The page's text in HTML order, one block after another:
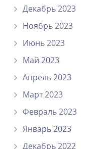
Декабрь 2023
Ноябрь 2023
Июнь 2023
Май 2023
Апрель 2023
Март 2023
Февраль 2023
Январь 2023
Декабрь 2022